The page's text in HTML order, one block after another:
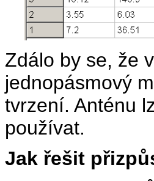
Zdálo by se, že
jednopásmový
tvrzení. Anténu
používat.
Jak řešit